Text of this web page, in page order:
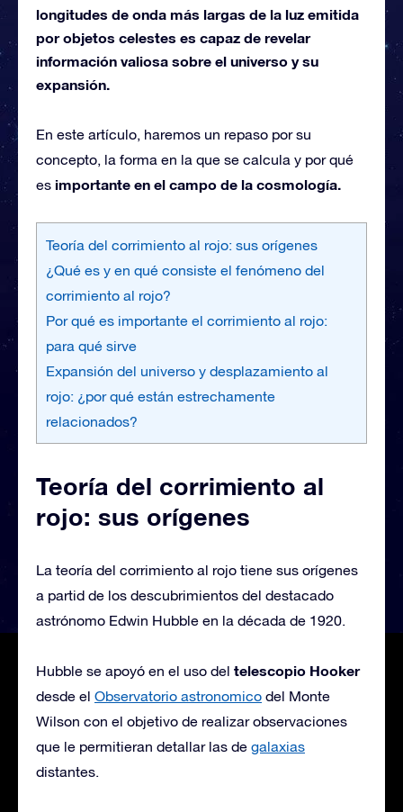
longitudes de onda más largas de la luz emitida
por objetos celestes es capaz de revelar
información valiosa sobre el universo y su
expansión.
En este artículo, haremos un repaso por su
concepto, la forma en la que se calcula y por qué
es importante en el campo de la cosmología.
Teoría del corrimiento al rojo: sus orígenes
¿Qué es y en qué consiste el fenómeno del
corrimiento al rojo?
Por qué es importante el corrimiento al rojo:
para qué sirve
Expansión del universo y desplazamiento al
rojo: ¿por qué están estrechamente
relacionados?
Teoría del corrimiento al
rojo: sus orígenes
La teoría del corrimiento al rojo tiene sus orígenes
a partid de los descubrimientos del destacado
astrónomo Edwin Hubble en la década de 1920.
Hubble se apoyó en el uso del telescopio Hooker
desde el Observatorio astronomico del Monte
Wilson con el objetivo de realizar observaciones
que le permitieran detallar las de galaxias
distantes.